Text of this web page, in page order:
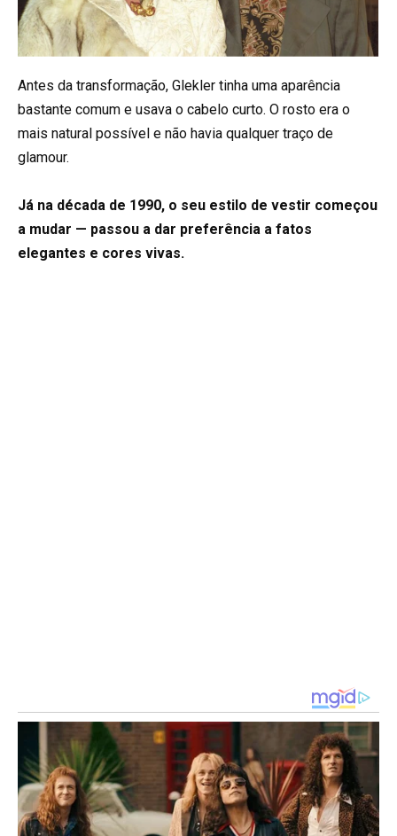
Antes da transformação, Glekler tinha uma aparência
bastante comum e usava o cabelo curto. O rosto era o
mais natural possível e não havia qualquer traço de
glamour.
Já na década de 1990, o seu estilo de vestir começou
a mudar — passou a dar preferência a fatos
elegantes e cores vivas.